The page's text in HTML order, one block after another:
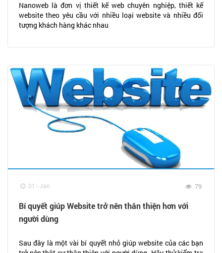
Nanoweb là đơn vị thiết kế web chuyên nghiệp, thiết kế
website theo yêu cầu với nhiều loại website và nhiều đối
tượng khách hàng khác nhau
01 - Jan 79
Bí quyết giúp Website trở nên thân thiện hơn với
người dùng
Sau đây là một vài bí quyết nhỏ giúp website của các bạn